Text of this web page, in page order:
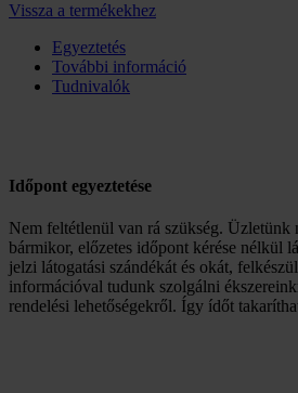
Vissza a termékekhez
Egyeztetés
További információ
Tudnivalók
Időpont egyeztetése
Nem feltétlenül van rá szükség. Üzletünk
bármikor, előzetes időpont kérése nélkül
jelzi látogatási szándékát és okát,
információval tudunk szolgálni
rendelési lehetőségekről. Így ídőt